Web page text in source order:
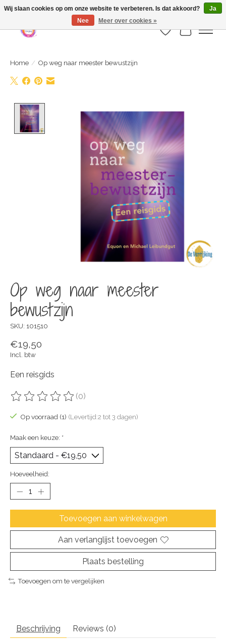
Webshop is geopend maar nog onder constructie | let op: Verzenden vanaf 29
juli
Verlanglijst
Home / Op weg naar meester bewustzijn
Op weg naar meester
bewustzijn
SKU: 101510
€19,50
Incl. btw
Een reisgids
De beoordeling van dit product is
(0)
Op voorraad (1) (Levertijd:2 tot 3 dagen)
Maak een keuze: *
Hoeveelheid:
Toevoegen aan winkelwagen
Aan verlanglijst toevoegen
Plaats bestelling
Toevoegen om te vergelijken
Beschrijving Reviews (0)
Wij slaan cookies op om onze website te verbeteren. Is dat akkoord?
Ja
Nee
Meer over cookies »